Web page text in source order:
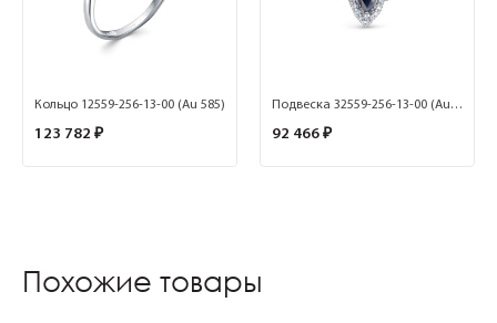
Кольцо 12559-256-13-00 (Au 585)
123 782 ₽
Подвеска 32559-256-13-00 (Au 585)
92 466 ₽
Похожие товары